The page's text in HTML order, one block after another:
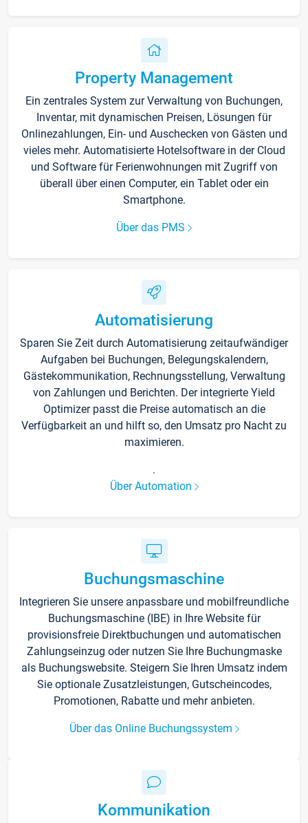
Property Management
Ein zentrales System zur Verwaltung von Buchungen,
Inventar, mit dynamischen Preisen, Lösungen für
Onlinezahlungen, Ein- und Auschecken von Gästen und
vieles mehr. Automatisierte Hotelsoftware in der Cloud
und Software für Ferienwohnungen mit Zugriff von
überall über einen Computer, ein Tablet oder ein
Smartphone.
Über das PMS
Automatisierung
Sparen Sie Zeit durch Automatisierung zeitaufwändiger
Aufgaben bei Buchungen, Belegungskalendern,
Gästekommunikation, Rechnungsstellung, Verwaltung
von Zahlungen und Berichten. Der integrierte Yield
Optimizer passt die Preise automatisch an die
Verfügbarkeit an und hilft so, den Umsatz pro Nacht zu
maximieren.
.
Über Automation
Buchungsmaschine
Integrieren Sie unsere anpassbare und mobilfreundliche
Buchungsmaschine (IBE) in Ihre Website für
provisionsfreie Direktbuchungen und automatischen
Zahlungseinzug oder nutzen Sie Ihre Buchungmaske
als Buchungswebsite. Steigern Sie Ihren Umsatz indem
Sie optionale Zusatzleistungen, Gutscheincodes,
Promotionen, Rabatte und mehr anbieten.
Über das Online Buchungssystem
Kommunikation